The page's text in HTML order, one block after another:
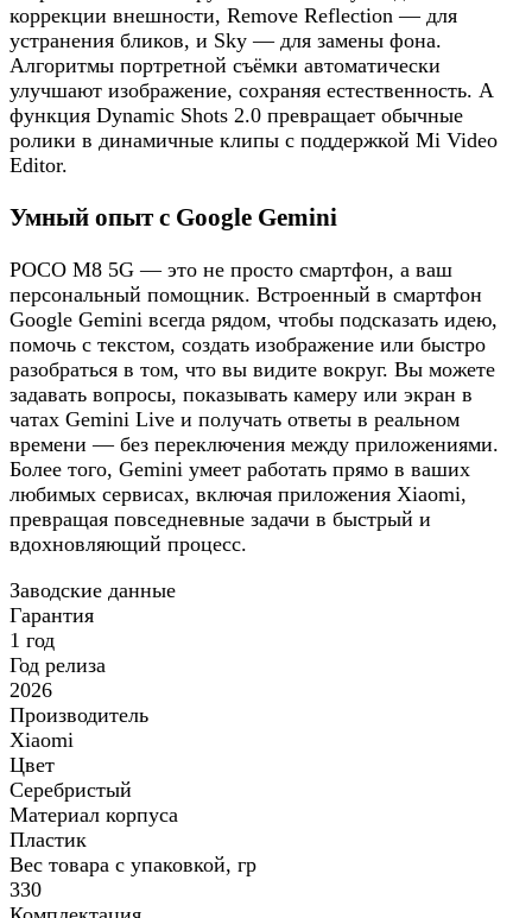
коррекции внешности, Remove Reflection — для
устранения бликов, и Sky — для замены фона.
Алгоритмы портретной съёмки автоматически
улучшают изображение, сохраняя естественность. А
функция Dynamic Shots 2.0 превращает обычные
ролики в динамичные клипы с поддержкой Mi Video
Editor.
Умный опыт с Google Gemini
POCO M8 5G — это не просто смартфон, а ваш
персональный помощник. Встроенный в смартфон
Google Gemini всегда рядом, чтобы подсказать идею,
помочь с текстом, создать изображение или быстро
разобраться в том, что вы видите вокруг. Вы можете
задавать вопросы, показывать камеру или экран в
чатах Gemini Live и получать ответы в реальном
времени — без переключения между приложениями.
Более того, Gemini умеет работать прямо в ваших
любимых сервисах, включая приложения Xiaomi,
превращая повседневные задачи в быстрый и
вдохновляющий процесс.
Заводские данные
Гарантия
1 год
Год релиза
2026
Производитель
Xiaomi
Цвет
Серебристый
Материал корпуса
Пластик
Вес товара с упаковкой, гр
330